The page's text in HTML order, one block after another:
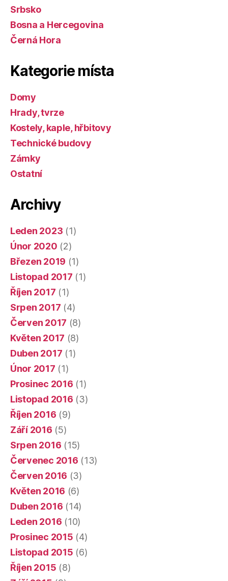
Srbsko
Bosna a Hercegovina
Černá Hora
Kategorie místa
Domy
Hrady, tvrze
Kostely, kaple, hřbitovy
Technické budovy
Zámky
Ostatní
Archivy
Leden 2023 (1)
Únor 2020 (2)
Březen 2019 (1)
Listopad 2017 (1)
Říjen 2017 (1)
Srpen 2017 (4)
Červen 2017 (8)
Květen 2017 (8)
Duben 2017 (1)
Únor 2017 (1)
Prosinec 2016 (1)
Listopad 2016 (3)
Říjen 2016 (9)
Září 2016 (5)
Srpen 2016 (15)
Červenec 2016 (13)
Červen 2016 (3)
Květen 2016 (6)
Duben 2016 (14)
Leden 2016 (10)
Prosinec 2015 (4)
Listopad 2015 (6)
Říjen 2015 (8)